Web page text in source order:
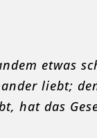
etwas
liebt;
hat das